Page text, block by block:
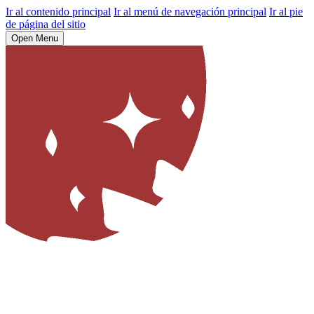
Ir al contenido principal Ir al menú de navegación principal Ir al pie
de página del sitio
Open Menu